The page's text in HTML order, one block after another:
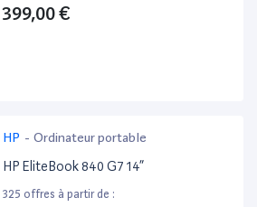
399,00 €
HP - Ordinateur portable
HP EliteBook 840 G7 14”
325 offres à partir de :